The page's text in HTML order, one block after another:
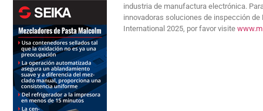
industria de manufactura electrónica.
innovadoras soluciones de inspección de
International 2025, por favor visite